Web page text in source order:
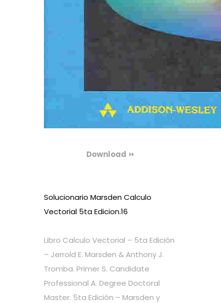
Download ⏩
Solucionario Marsden Calculo
Vectorial 5ta Edicion.16
Libro Calculo Vectorial – 5ta Edición
– Jerrold E. Marsden & Anthony J.
Tromba. Primer S. Candidate
Professional A. Degree Doctoral
Master. 5ta Edición – Marsden y